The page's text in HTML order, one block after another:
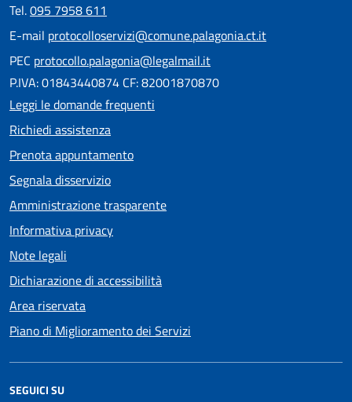
Tel.095 7958 611
E-mail protocolloservizi@comune.palagonia.ct.it
PEC protocollo.palagonia@legalmail.it
P.IVA: 01843440874 CF: 82001870870
Leggi le domande frequenti
Richiedi assistenza
Prenota appuntamento
Segnala disservizio
Amministrazione trasparente
Informativa privacy
Note legali
Dichiarazione di accessibilità
Area riservata
Piano di Miglioramento dei Servizi
SEGUICI SU